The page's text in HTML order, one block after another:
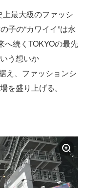
最大級のファッシ
子の“カワイイ”は永
へ続くTOKYOの最先
う想いか
え、ファッションシ
を盛り上げる。